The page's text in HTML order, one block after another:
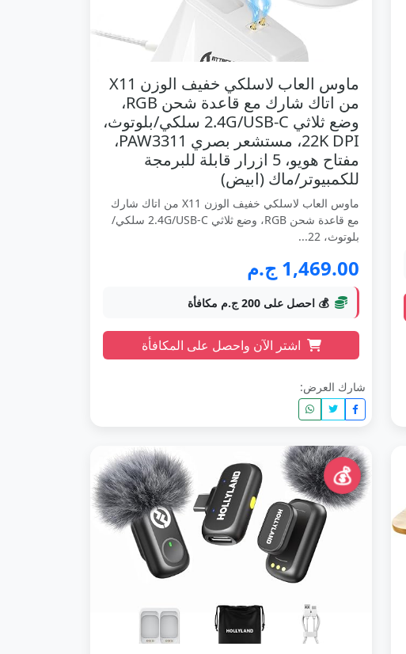
ماوس العاب لاسلكي خفيف الوزن X11
من اتاك شارك مع قاعدة شحن RGB،
وضع ثلاثي 2.4G/USB-C سلكي/بلوتوث،
22K DPI، مستشعر بصري PAW3311،
مفتاح هويو، 5 ازرار قابلة للبرمجة
للكمبيوتر/ماك (ابيض)
ماوس العاب لاسلكي خفيف الوزن X11 من اتاك شارك
مع قاعدة شحن RGB، وضع ثلاثي 2.4G/USB-C سلكي/
بلوتوث، 22...
1,469.00 ج.م
💰 احصل على 200 ج.م مكافأة
اشتر الآن واحصل على المكافأة
شارك العرض:
💰